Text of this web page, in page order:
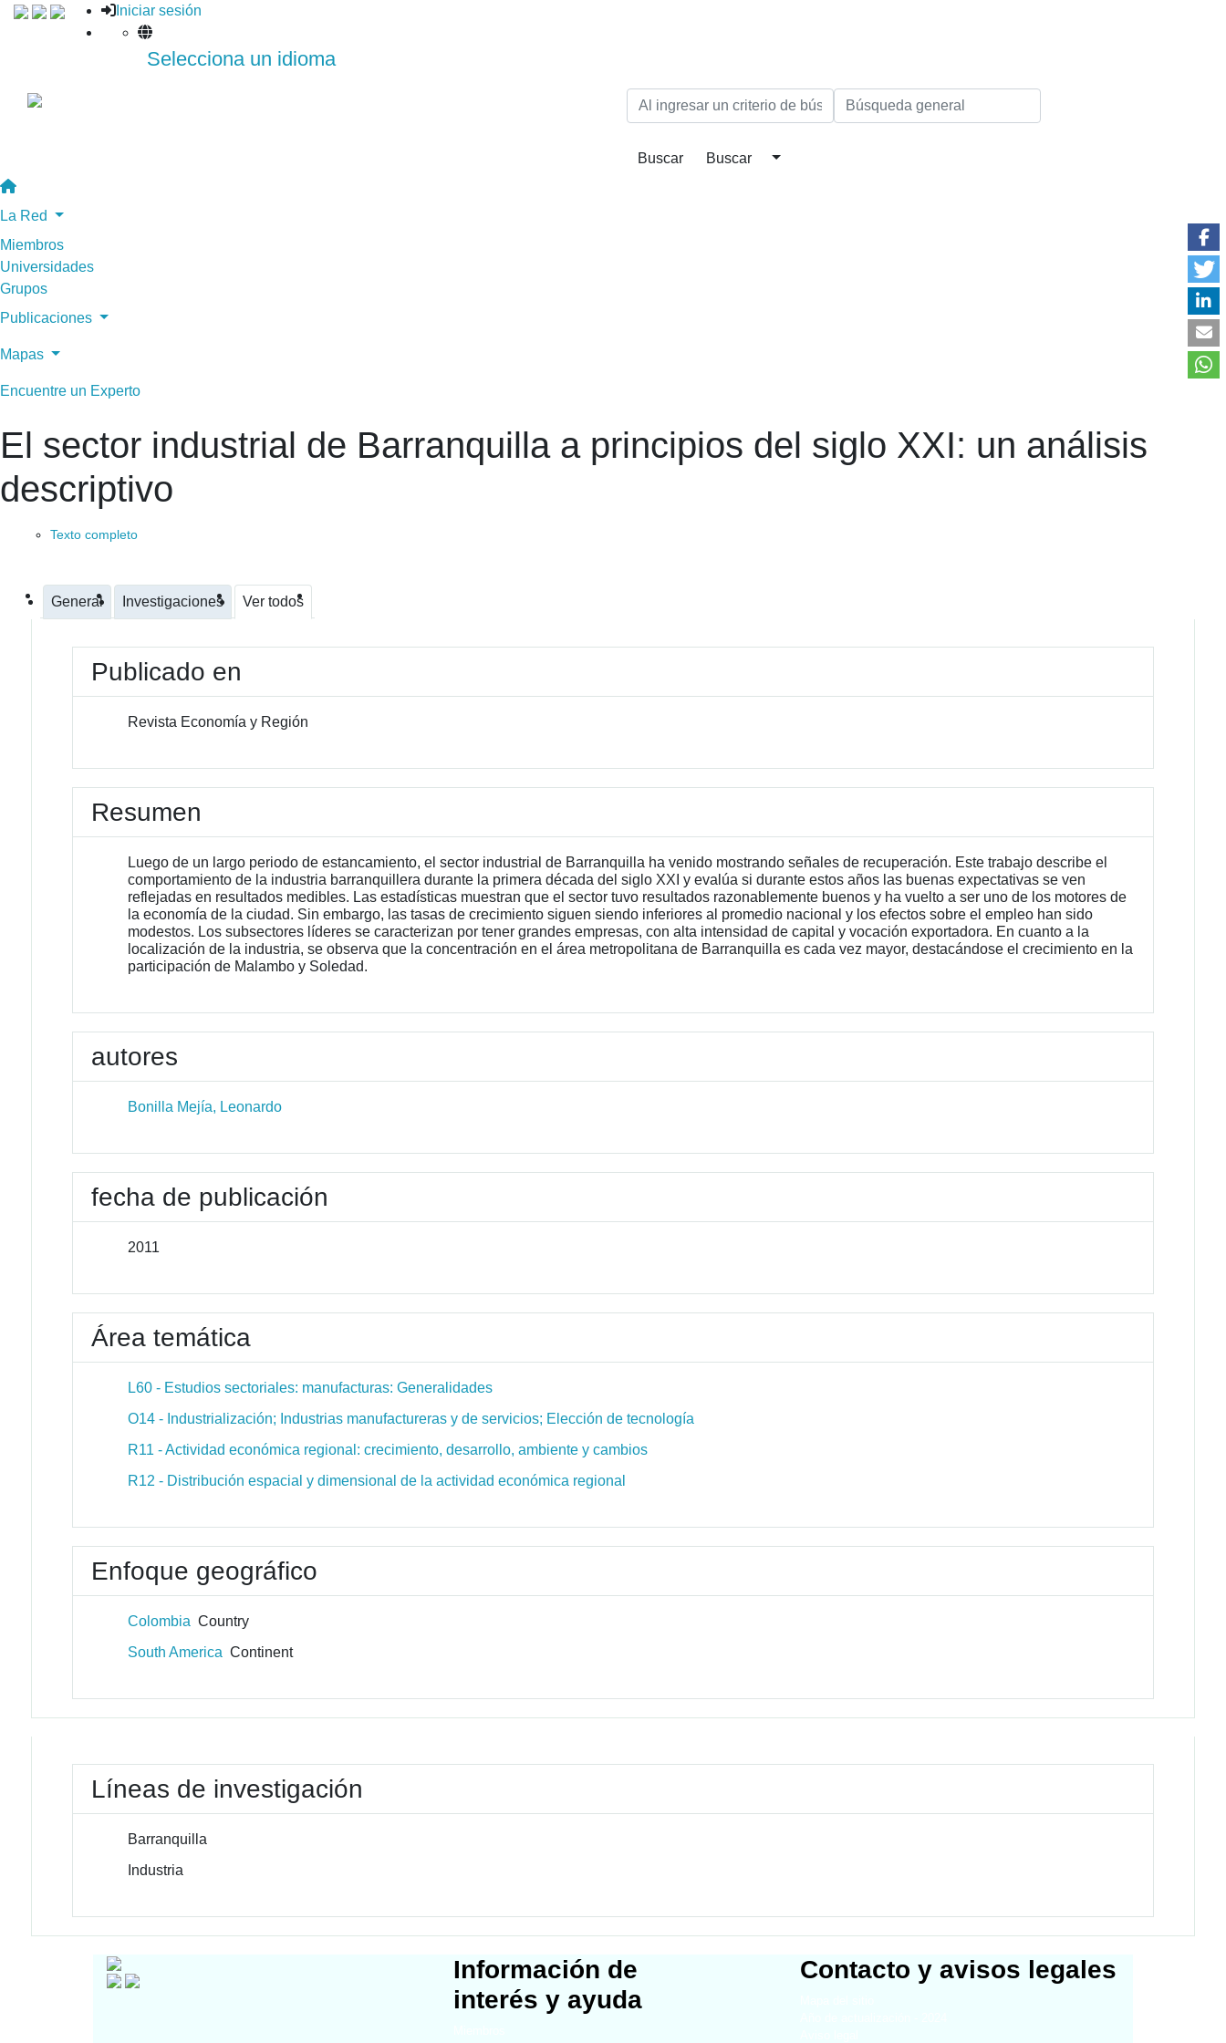
Iniciar sesión
Selecciona un idioma
La Red
Miembros
Universidades
Grupos
Publicaciones
Mapas
Encuentre un Experto
El sector industrial de Barranquilla a principios del siglo XXI: un análisis
descriptivo
Texto completo
General Investigaciones Ver todos
Publicado en
Revista Economía y Región
Resumen
Luego de un largo periodo de estancamiento, el sector industrial de Barranquilla ha venido mostrando señales de recuperación. Este trabajo describe el
comportamiento de la industria barranquillera durante la primera década del siglo XXI y evalúa si durante estos años las buenas expectativas se ven
reflejadas en resultados medibles. Las estadísticas muestran que el sector tuvo resultados razonablemente buenos y ha vuelto a ser uno de los motores de
la economía de la ciudad. Sin embargo, las tasas de crecimiento siguen siendo inferiores al promedio nacional y los efectos sobre el empleo han sido
modestos. Los subsectores líderes se caracterizan por tener grandes empresas, con alta intensidad de capital y vocación exportadora. En cuanto a la
localización de la industria, se observa que la concentración en el área metropolitana de Barranquilla es cada vez mayor, destacándose el crecimiento en la
participación de Malambo y Soledad.
autores
Bonilla Mejía, Leonardo
fecha de publicación
2011
Área temática
L60 - Estudios sectoriales: manufacturas: Generalidades
O14 - Industrialización; Industrias manufactureras y de servicios; Elección de tecnología
R11 - Actividad económica regional: crecimiento, desarrollo, ambiente y cambios
R12 - Distribución espacial y dimensional de la actividad económica regional
Enfoque geográfico
Colombia Country
South America Continent
Líneas de investigación
Barranquilla
Industria
Información de
interés y ayuda
Contacto y avisos legales